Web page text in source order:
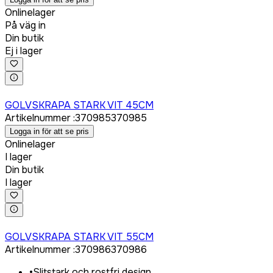
Onlinelager
På väg in
Din butik
Ej i lager
GOLVSKRAPA STARK VIT 45CM
Artikelnummer:370985370985
Logga in för att se pris
Onlinelager
I lager
Din butik
I lager
GOLVSKRAPA STARK VIT 55CM
Artikelnummer:370986370986